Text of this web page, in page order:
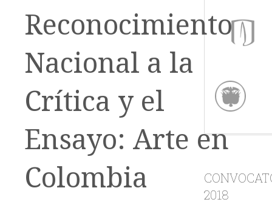
2018
Reconocimiento
Nacional a la
Crítica y el
Ensayo: Arte en
Colombia